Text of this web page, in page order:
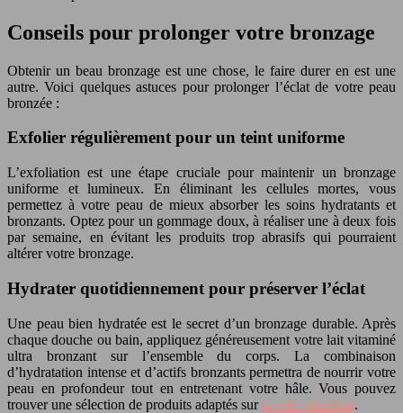
Conseils pour prolonger votre bronzage
Obtenir un beau bronzage est une chose, le faire durer en est une
autre. Voici quelques astuces pour prolonger l’éclat de votre peau
bronzée :
Exfolier régulièrement pour un teint uniforme
L’exfoliation est une étape cruciale pour maintenir un bronzage
uniforme et lumineux. En éliminant les cellules mortes, vous
permettez à votre peau de mieux absorber les soins hydratants et
bronzants. Optez pour un gommage doux, à réaliser une à deux fois
par semaine, en évitant les produits trop abrasifs qui pourraient
altérer votre bronzage.
Hydrater quotidiennement pour préserver l’éclat
Une peau bien hydratée est le secret d’un bronzage durable. Après
chaque douche ou bain, appliquez généreusement votre lait vitaminé
ultra bronzant sur l’ensemble du corps. La combinaison
d’hydratation intense et d’actifs bronzants permettra de nourrir votre
peau en profondeur tout en entretenant votre hâle. Vous pouvez
trouver une sélection de produits adaptés surce site spécialisé.